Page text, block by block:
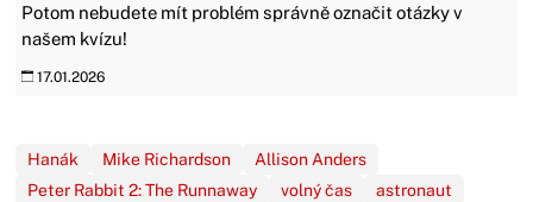
Potom nebudete mít problém správně označit otázky v
našem kvízu!
17.01.2026
Hanák Mike Richardson
Allison Anders
Peter Rabbit 2: The Runnaway
volný čas
astronaut